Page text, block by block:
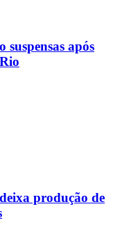
suspensas após
produção de